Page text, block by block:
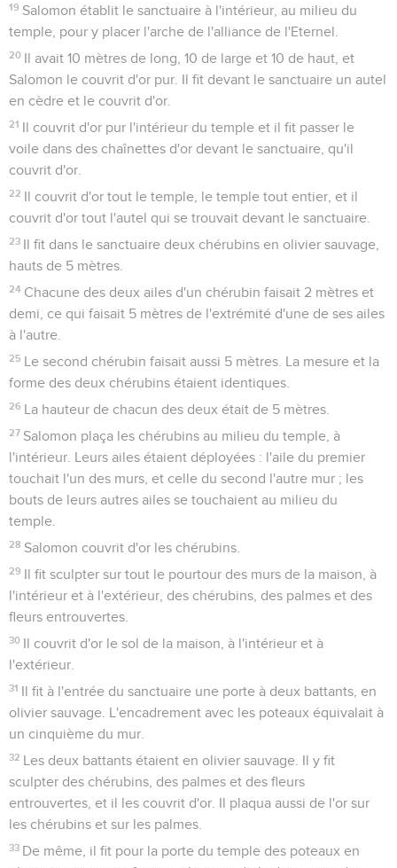
19 Salomon établit le sanctuaire à l'intérieur, au milieu du
temple, pour y placer l'arche de l'alliance de l'Eternel.
20 Il avait 10 mètres de long, 10 de large et 10 de haut, et
Salomon le couvrit d'or pur. Il fit devant le sanctuaire un autel
en cèdre et le couvrit d'or.
21 Il couvrit d'or pur l'intérieur du temple et il fit passer le
voile dans des chaînettes d'or devant le sanctuaire, qu'il
couvrit d'or.
22 Il couvrit d'or tout le temple, le temple tout entier, et il
couvrit d'or tout l'autel qui se trouvait devant le sanctuaire.
23 Il fit dans le sanctuaire deux chérubins en olivier sauvage,
hauts de 5 mètres.
24 Chacune des deux ailes d'un chérubin faisait 2 mètres et
demi, ce qui faisait 5 mètres de l'extrémité d'une de ses ailes
à l'autre.
25 Le second chérubin faisait aussi 5 mètres. La mesure et la
forme des deux chérubins étaient identiques.
26 La hauteur de chacun des deux était de 5 mètres.
27 Salomon plaça les chérubins au milieu du temple, à
l'intérieur. Leurs ailes étaient déployées : l'aile du premier
touchait l'un des murs, et celle du second l'autre mur ; les
bouts de leurs autres ailes se touchaient au milieu du
temple.
28 Salomon couvrit d'or les chérubins.
29 Il fit sculpter sur tout le pourtour des murs de la maison, à
l'intérieur et à l'extérieur, des chérubins, des palmes et des
fleurs entrouvertes.
30 Il couvrit d'or le sol de la maison, à l'intérieur et à
l'extérieur.
31 Il fit à l'entrée du sanctuaire une porte à deux battants, en
olivier sauvage. L'encadrement avec les poteaux équivalait à
un cinquième du mur.
32 Les deux battants étaient en olivier sauvage. Il y fit
sculpter des chérubins, des palmes et des fleurs
entrouvertes, et il les couvrit d'or. Il plaqua aussi de l'or sur
les chérubins et sur les palmes.
33 De même, il fit pour la porte du temple des poteaux en